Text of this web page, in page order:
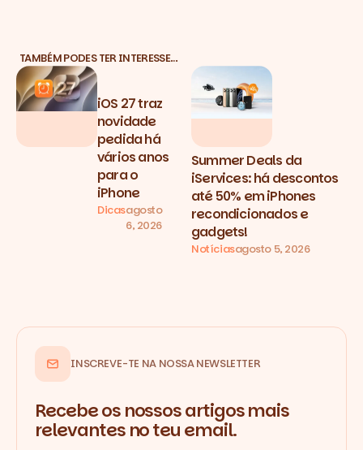
TAMBÉM PODES TER INTERESSE…
iOS 27 traz
novidade
pedida há
vários anos
para o
iPhone
Dicasagosto
6, 2026
Summer Deals da
iServices: há descontos
até 50% em iPhones
recondicionados e
gadgets!
Notíciasagosto 5, 2026
INSCREVE-TE NA NOSSA NEWSLETTER
Recebe os nossos artigos mais
relevantes no teu email.